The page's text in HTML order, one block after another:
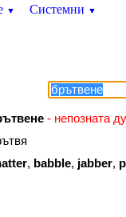
▼ Системни ▼
- непозната
, babble, jabber,